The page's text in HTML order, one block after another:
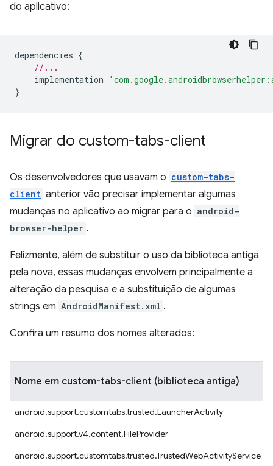
do aplicativo:
dependencies {
//...
implementation
}
Migrar do custom-tabs-client
Os desenvolvedores que usavam o custom-tabs-
client anterior vão precisar implementar algumas
mudanças no aplicativo ao migrar para o android-
browser-helper .
Felizmente, além de substituir o uso da biblioteca antiga
pela nova, essas mudanças envolvem principalmente a
alteração da pesquisa e a substituição de algumas
strings em AndroidManifest.xml .
Confira um resumo dos nomes alterados:
Nome em custom-tabs-client (biblioteca antiga)
android.support.customtabs.trusted.LauncherActivity
android.support.v4.content.FileProvider
android.support.customtabs.trusted.TrustedWebActivityService